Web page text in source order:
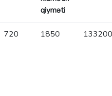
qiyməti
720 1850